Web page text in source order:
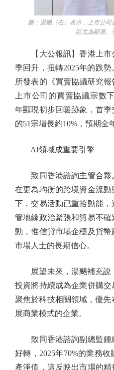
圖：湯飈（右）表示，上市公司
區尤為顯著。
【大公報訊】香港上市
季回升，扭轉2025年的跌
所發表的《買賣協議研究報
上市公司的買賣協議宗數
年顯現初步回暖跡象，首
的51宗增長約10%，預期全
AI領域成重要引擎
致同香港諮詢主管合夥
在更為均衡的跨境資金流
下，交易活動已重拾動能
管地緣政治緊張和貿易不
動，惟信貸市場企穩及貨
市場人士的長期信心。
展望未來，湯飈補充說
投資將持續成為企業併購
聚焦於科技相關領域，優
展商業模式的企業。
致同香港諮詢副總監鍾
好轉，2025年70%的業務
產淨值，這反映出市場的